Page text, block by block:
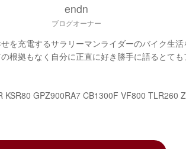
endn
ブログオーナー
を充電するサラリーマンライダーのバイク生活
根拠もなく自分に正直に好き勝手に語るとても
KSR80 GPZ900RA7 CB1300F VF800 TLR260